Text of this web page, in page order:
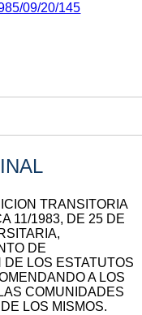
09/20/145
TRANSITORIA
11/1983, DE 25 DE
DE
LOS ESTATUTOS
A LOS
COMUNIDADES
LOS MISMOS.